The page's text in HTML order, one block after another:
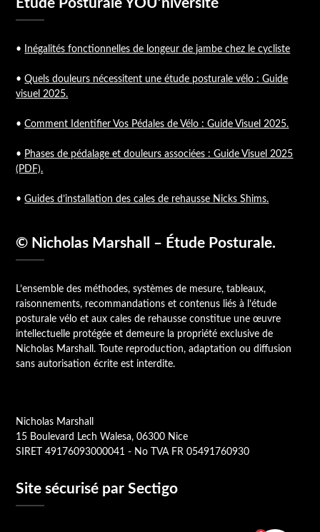
• Inégalités fonctionnelles de longeur de jambe chez le cycliste
•Quels douleurs nécessitent une étude posturale vélo : Guide
visuel 2025.
•Comment Identifier Vos Pédales de Vélo : Guide Visuel 2025.
• Phases de pédalage et douleurs associées : Guide Visuel 2025
(PDF).
•Guides d’installation des cales de rehausse Nicks Shims.
© Nicholas Marshall – Étude Posturale.
L’ensemble des méthodes, systèmes de mesure, tableaux,
raisonnements, recommandations et contenus liés à l’étude
posturale vélo et aux cales de rehausse constitue une œuvre
intellectuelle protégée et demeure la propriété exclusive de
Nicholas Marshall. Toute reproduction, adaptation ou diffusion
sans autorisation écrite est interdite.
Nicholas Marshall
15 Boulevard Lech Walesa, 06300 Nice
SIRET 49176093000041 - No TVA FR 05491760930
Site sécurisé par Sectigo